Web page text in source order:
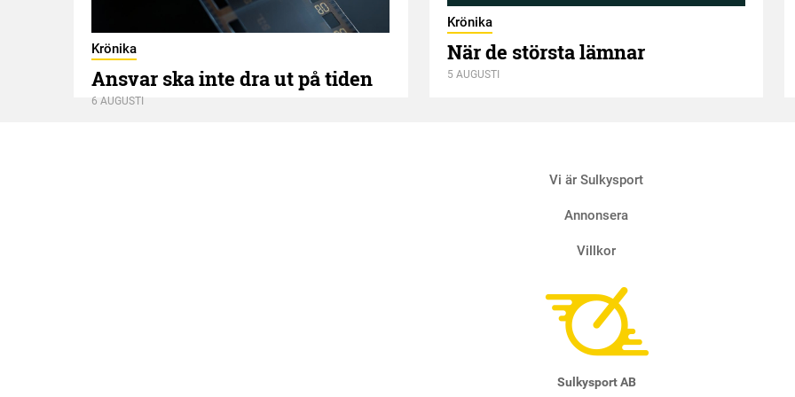
Krönika
Ansvar ska inte dra ut på tiden
6 AUGUSTI
Krönika
När de största lämnar
5 AUGUSTI
Vi är Sulkysport
Annonsera
Villkor
Sulkysport AB